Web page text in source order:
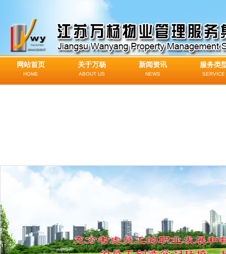
网站首页
HOME
关于万杨
ABOUT US
新闻资讯
NEWS
服务类
SERVICE